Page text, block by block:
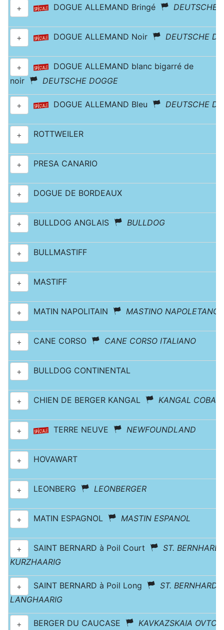
+ DOGUE ALLEMAND Bringé DEUTSCHE
+ DOGUE ALLEMAND Noir DEUTSCHE
+
DOGUE ALLEMAND blanc bigarré de
noir
DEUTSCHE DOGGE
+ DOGUE ALLEMAND Bleu DEUTSCHE
+ ROTTWEILER
+ PRESA CANARIO
+ DOGUE DE BORDEAUX
+ BULLDOG ANGLAIS BULLDOG
+ BULLMASTIFF
+ MASTIFF
+ MATIN NAPOLITAIN MASTINO NAPOLETANO
+ CANE CORSO CANE CORSO ITALIANO
+ BULLDOG CONTINENTAL
+ CHIEN DE BERGER KANGAL KANGAL COBAN
+ TERRE NEUVE NEWFOUNDLAND
+ HOVAWART
+ LEONBERG LEONBERGER
+ MATIN ESPAGNOL MASTIN ESPANOL
+ SAINT BERNARD à Poil Court
ST.
KURZHAARIG
+ SAINT BERNARD à Poil Long
ST.
LANGHAARIG
+ BERGER DU CAUCASE KAVKAZSKAIA